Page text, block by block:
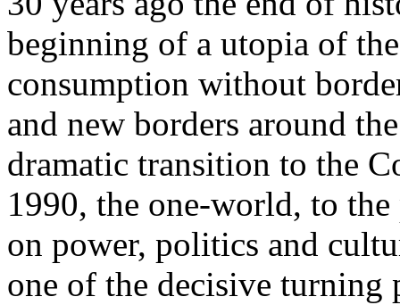
beginning of a utopia of
consumption without
and new borders around
dramatic transition to the
1990, the one-world, to the
on power, politics and
one of the decisive turning